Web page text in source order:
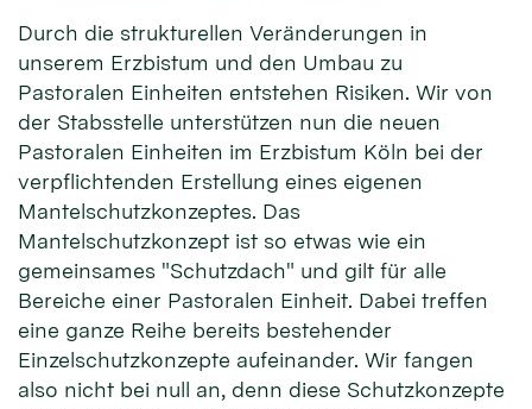
Durch die strukturellen Veränderungen in
unserem Erzbistum und den Umbau zu
Pastoralen Einheiten entstehen Risiken. Wir von
der Stabsstelle unterstützen nun die neuen
Pastoralen Einheiten im Erzbistum Köln bei der
verpflichtenden Erstellung eines eigenen
Mantelschutzkonzeptes. Das
Mantelschutzkonzept ist so etwas wie ein
gemeinsames "Schutzdach" und gilt für alle
Bereiche einer Pastoralen Einheit. Dabei treffen
eine ganze Reihe bereits bestehender
Einzelschutzkonzepte aufeinander. Wir fangen
also nicht bei null an, denn diese Schutzkonzepte